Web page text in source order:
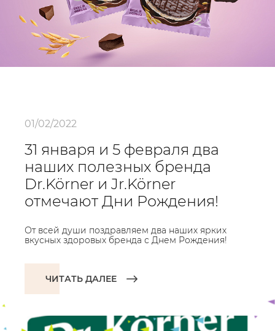
01/02/2022
31 января и 5 февраля два
наших полезных бренда
Dr.Körner и Jr.Körner
отмечают Дни Рождения!
От всей души поздравляем два наших ярких
вкусных здоровых бренда с Днем Рождения!
ЧИТАТЬ ДАЛЕЕ